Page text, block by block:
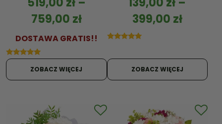
759,00 zł
DOSTAWA GRATIS!!
ZOBACZ WIĘCEJ
399,00 zł
na 5
ZOBACZ WIĘCEJ